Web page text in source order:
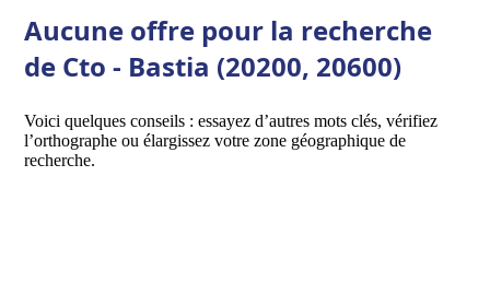
Aucune offre pour la recherche
de Cto - Bastia (20200, 20600)
Voici quelques conseils : essayez d’autres mots clés, vérifiez
l’orthographe ou élargissez votre zone géographique de
recherche.